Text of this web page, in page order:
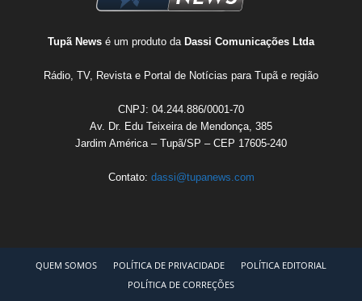
Tupã News é um produto da Dassi Comunicações Ltda
Rádio, TV, Revista e Portal de Notícias para Tupã e região
CNPJ: 04.244.886/0001-70
Av. Dr. Edu Teixeira de Mendonça, 385
Jardim América – Tupã/SP – CEP 17605-240
Contato: dassi@tupanews.com
QUEM SOMOS POLÍTICA DE PRIVACIDADE
POLÍTICA EDITORIAL
POLÍTICA DE CORREÇÕES